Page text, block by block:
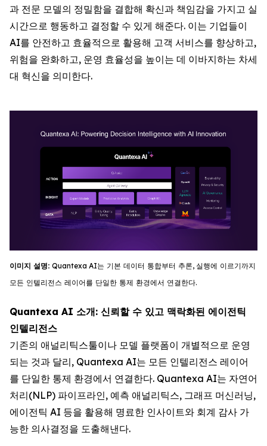
과 전문 모델의 정밀함을 결합해 확신과 책임감을 가지고 실
시간으로 행동하고 결정할 수 있게 해준다. 이는 기업들이
AI를 안전하고 효율적으로 활용해 고객 서비스를 향상하고,
위험을 완화하고, 운영 효율성을 높이는 데 이바지하는 차세
대 혁신을 의미한다.
이미지 설명: Quantexa AI는 기본 데이터 통합부터 추론, 실행에 이르기까지
모든 인텔리전스 레이어를 단일한 통제 환경에서 연결한다.
Quantexa AI 소개: 신뢰할 수 있고 맥락화된 에이전틱
인텔리전스
기존의 애널리틱스툴이나 모델 플랫폼이 개별적으로 운영
되는 것과 달리, Quantexa AI는 모든 인텔리전스 레이어
를 단일한 통제 환경에서 연결한다. Quantexa AI는 자연어
처리(NLP) 파이프라인, 예측 애널리틱스, 그래프 머신러닝,
에이전틱 AI 등을 활용해 명료한 인사이트와 회계 감사 가
능한 의사결정을 도출해낸다.